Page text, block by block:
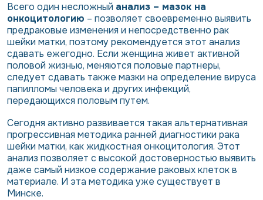
Всего один несложный анализ – мазок на
онкоцитологию – позволяет своевременно выявить
предраковые изменения и непосредственно рак
шейки матки, поэтому рекомендуется этот анализ
сдавать ежегодно. Если женщина живет активной
половой жизнью, меняются половые партнеры,
следует сдавать также мазки на определение вируса
папилломы человека и других инфекций,
передающихся половым путем.
Сегодня активно развивается такая альтернативная
прогрессивная методика ранней диагностики рака
шейки матки, как жидкостная онкоцитология. Этот
анализ позволяет с высокой достоверностью выявить
даже самый низкое содержание раковых клеток в
материале. И эта методика уже существует в
Минске.